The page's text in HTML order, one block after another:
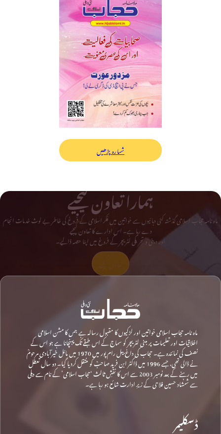
شمارہ پڑھیں
ہمارا تعاون کیجیے
ماہ نامہ حجاب اسلامی گذشتہ کئی دہائیوں سے خواتین میں فکر اسلامی کے فروغ کی خاطر بے لوث خدمات انجام
دے رہا ہے۔ اس ادارے کا تعاون کیجیے
اور دینی و تحریکی لٹریچر کے فروغ میں اپنا حصہ ڈالیے۔
ماہ نامہ حجاب اسلامی خواتین اور لڑکیوں کا مقبول رسالہ ہے جس کا مشن اسلامی
اخلاقیات اور تعلیمات پر مبنی لٹریچر کو سماج کے اس طبقے تک پہنچانا ہے جو اس کے
نصف کی نمائندہ ہے۔ حجاب کی داغ بیل رام پور میں 1970 میں مائل خیرآبادی مرحومؒ
نے ڈالی تھی، جسے 1996 میں ڈاکٹر ابن فرید صاحبؒ کو منتقل کردیا گیا۔ دو سال تعطل
میں رہنے کے بعد نومبر 2003 سے اس کا نقشِ ثالث ‘حجاب اسلامی’ کے نام سے دہلی
سے شمشاد حسین فلاحی کے زیرِ ادارت شائع ہو رہا ہے۔
ڈسکلیمر